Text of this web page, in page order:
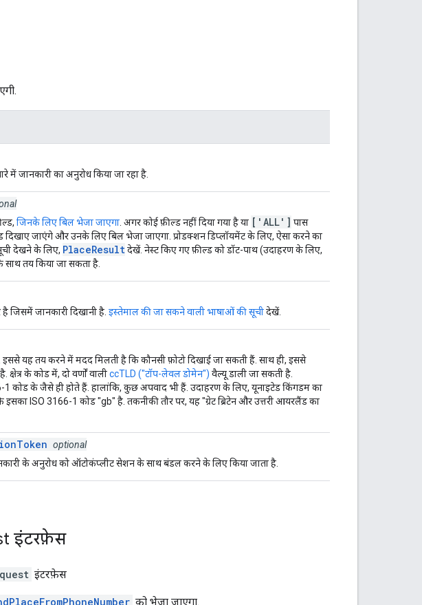
जानकारी का अनुरोध किया जा रहा है.
जिनके लिए बिल भेजा जाएगा . अगर कोई फ़ील्ड नहीं दिया गया है या ['ALL'] पास
दिखाए जाएंगे और उनके लिए बिल भेजा जाएगा. प्रोडक्शन डिप्लॉयमेंट के लिए, ऐसा करने का
देखने के लिए, PlaceResultदेखें. नेस्ट किए गए फ़ील्ड को डॉट-पाथ (उदाहरण के लिए,
साथ तय किया जा सकता है.
जिसमें जानकारी दिखानी है. इस्तेमाल की जा सकने वाली भाषाओं की सूचीदेखें.
इससे यह तय करने में मदद मिलती है कि कौनसी फ़ोटो दिखाई जा सकती हैं. साथ ही, इससे
के कोड में, दो वर्णों वालीccTLD ("टॉप-लेवल डोमेन") वैल्यू डाली जा सकती है.
1 कोड के जैसे ही होते हैं. हालांकि, कुछ अपवाद भी हैं. उदाहरण के लिए, यूनाइटेड किंगडम का
इसका ISO 3166-1 कोड "gb" है. तकनीकी तौर पर, यह "ग्रेट ब्रिटेन और उत्तरी आयरलैंड का
optional
के अनुरोध को ऑटोकंप्लीट सेशन के साथ बंडल करने के लिए किया जाता है.
इंटरफ़ेस
इंटरफ़ेस
को भेजा जाएगा.